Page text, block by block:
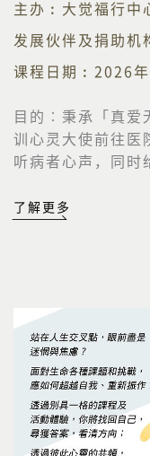
主办︰大觉福行中
发展伙伴及捐助机
课程日期︰2026
目的︰ 秉承「真爱
训心灵大使前往医
听病者心声，同时
了解更多